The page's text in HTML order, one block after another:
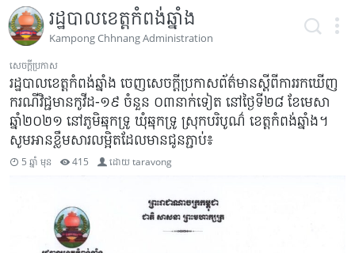
រដ្ឋបាលខេត្តកំពង់ឆ្នាំង
Kampong Chhnang Administration
សេចក្ដីប្រកាស
រដ្ឋបាលខេត្តកំពង់ឆ្នាំង ចេញសេចក្ដីប្រកាសព័ត៌មានស្ដីពីការរកឃើញ
ករណីវិជ្ជមានកូវីដ-១៩ ចំនួន ០៣នាក់ទៀត នៅថ្ងៃទី២៨ ខែមេសា
ឆ្នាំ២០២១ នៅភូមិឆ្នុកទ្រូ ឃុំឆ្នុកទ្រូ ស្រុកបរិបូណ៌ ខេត្តកំពង់ឆ្នាំង។
សូមអានខ្លឹមសារលម្អិតដែលមានជូនភ្ជាប់៖
5 ឆ្នាំ មុន 415 ដោយtaravong